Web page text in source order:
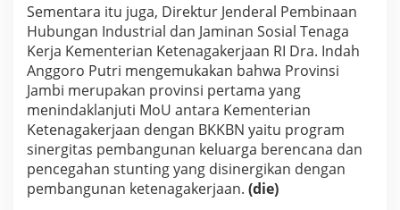
Sementara itu juga, Direktur Jenderal Pembinaan
Hubungan Industrial dan Jaminan Sosial Tenaga
Kerja Kementerian Ketenagakerjaan RI Dra. Indah
Anggoro Putri mengemukakan bahwa Provinsi
Jambi merupakan provinsi pertama yang
menindaklanjuti MoU antara Kementerian
Ketenagakerjaan dengan BKKBN yaitu program
sinergitas pembangunan keluarga berencana dan
pencegahan stunting yang disinergikan dengan
pembangunan ketenagakerjaan. (die)